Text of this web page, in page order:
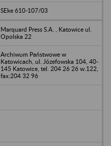
SEke 610-107/03
Marquard Press S.A. , Katowice ul.
Opolska 22
Archiwum Państwowe w
Katowicach, ul. Józefowska 104, 40-
145 Katowice, tel. 204 26 26 w.122,
fax:204 32 96